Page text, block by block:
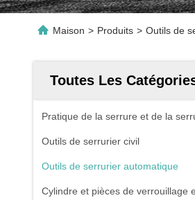
Maison > Produits > Outils de
Toutes Les
Pratique de la serrure et de la
Outils de serrurier civil
Outils de serrurier automatique
Cylindre et pièces de verrouillage